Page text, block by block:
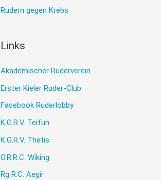
Rudern gegen Krebs
Links
Akademischer Ruderverein
Erster Kieler Ruder-Club
Facebook Ruderlobby
K.G.R.V. Teifun
K.G.R.V. Thetis
O.R.R.C. Wiking
Rg R.C. Aegir